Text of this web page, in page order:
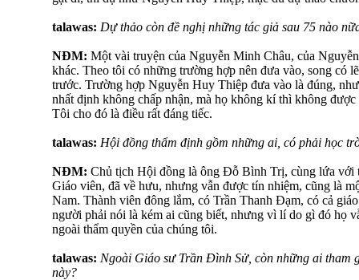
talawas: Dự thảo còn đề nghị những tác giả sau 75 nào
NĐM: Một vài truyện của Nguyễn Minh Châu, của
khác. Theo tôi có những trường hợp nên đưa vào, song có
trước. Trường hợp Nguyễn Huy Thiệp đưa vào là đúng,
nhất định không chấp nhận, mà họ không kí thì không
Tôi cho đó là điều rất đáng tiếc.
talawas: Hội đồng thẩm định gồm những ai, có phải học
NĐM: Chủ tịch Hội đồng là ông Đỗ Bình Trị, cùng lứa
Giáo viên, đã về hưu, nhưng vẫn được tín nhiệm, cũng là
Nam. Thành viên đông lắm, có Trần Thanh Đạm, có cả
người phải nói là kém ai cũng biết, nhưng vì lí do gì đó họ
ngoài thẩm quyền của chúng tôi.
talawas: Ngoài Giáo sư Trần Đình Sử, còn những ai tham
này?